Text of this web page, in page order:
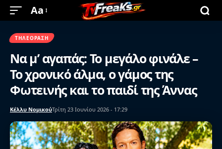
Aa
ΤΗΛΕΌΡΑΣΗ
Να μ’ αγαπάς: Το μεγάλο φινάλε –
Το χρονικό άλμα, ο γάμος της
Φωτεινής και το παιδί της Άννας
Κέλλυ ΝομικούΤρίτη 23 Ιουνίου 2026 - 17:29